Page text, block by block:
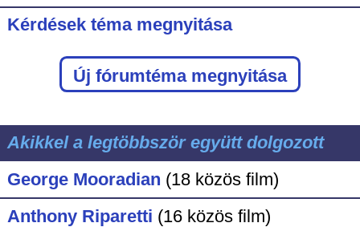
Kérdések téma megnyitása
Új fórumtéma megnyitása
Akikkel a legtöbbször együtt dolgozott
George Mooradian (18 közös film)
Anthony Riparetti (16 közös film)